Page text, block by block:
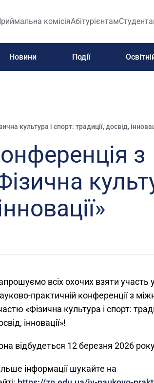
комісіяАбітурієнтам
Новини Події
культура і спорт: традиції, досвід,
з
всіх охочих взяти участь
практичній конференції з
«Фізична культура і спорт:
інновації»!
відбудеться 12 березня 2026
інформації шукайте на